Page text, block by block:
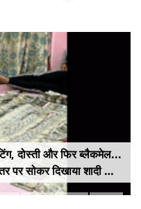
दोस्ती और फिर ब्लैकमेल...
पर सोकर दिखाया शादी का
6 करोड़ रुपए